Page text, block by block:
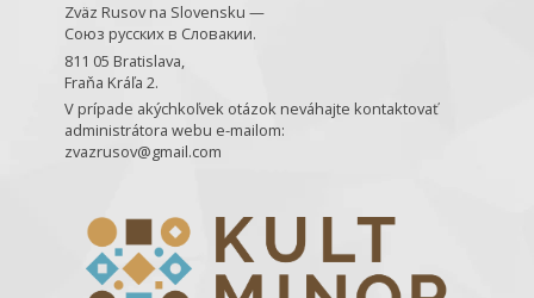
Zväz Rusov na Slovensku —
Союз русских в Словакии.
811 05 Bratislava,
Fraňa Kráľa 2.
V prípade akýchkoľvek otázok neváhajte kontaktovať
administrátora webu e-mailom:
zvazrusov@gmail.com